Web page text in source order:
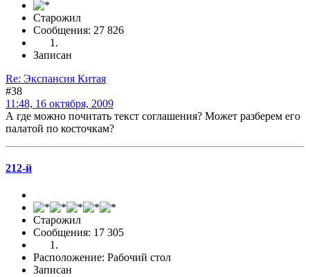
Старожил
Сообщения: 27 826
Записан
Re: Экспансия Китая
#38
11:48, 16 октября, 2009
А где можно почитать текст соглашения? Может разберем его
палатой по косточкам?
212-й
Старожил
Сообщения: 17 305
Расположение: Рабочий стол
Записан